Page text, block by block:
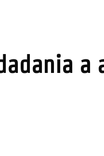
a